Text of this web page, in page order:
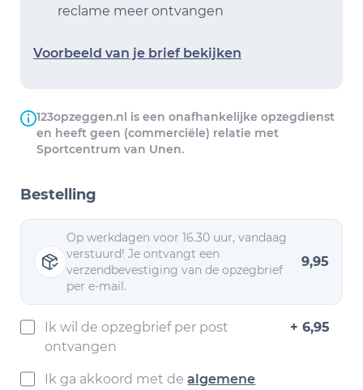
reclame meer ontvangen
Voorbeeld van je brief bekijken
123opzeggen.nl is een onafhankelijke opzegdienst
en heeft geen (commerciële) relatie met
Sportcentrum van Unen.
Bestelling
Op werkdagen voor 16.30 uur, vandaag
verstuurd! Je ontvangt een
verzendbevestiging van de opzegbrief
per e-mail.
9,95
Ik wil de opzegbrief per post
ontvangen
+ 6,95
Ik ga akkoord met dealgemene